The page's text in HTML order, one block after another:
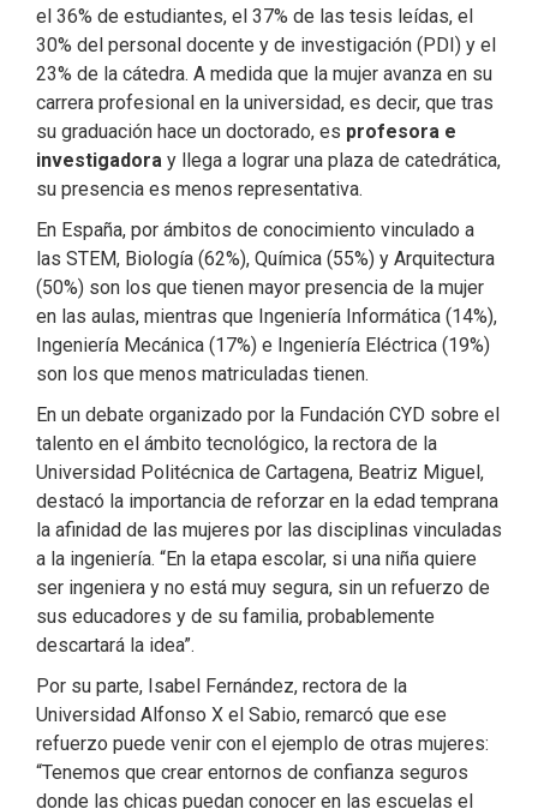
el 36% de estudiantes, el 37% de las tesis leídas, el
30% del personal docente y de investigación (PDI) y el
23% de la cátedra. A medida que la mujer avanza en su
carrera profesional en la universidad, es decir, que tras
su graduación hace un doctorado, es profesora e
investigadora y llega a lograr una plaza de catedrática,
su presencia es menos representativa.
En España, por ámbitos de conocimiento vinculado a
las STEM, Biología (62%), Química (55%) y Arquitectura
(50%) son los que tienen mayor presencia de la mujer
en las aulas, mientras que Ingeniería Informática (14%),
Ingeniería Mecánica (17%) e Ingeniería Eléctrica (19%)
son los que menos matriculadas tienen.
En un debate organizado por la Fundación CYD sobre el
talento en el ámbito tecnológico, la rectora de la
Universidad Politécnica de Cartagena, Beatriz Miguel,
destacó la importancia de reforzar en la edad temprana
la afinidad de las mujeres por las disciplinas vinculadas
a la ingeniería. “En la etapa escolar, si una niña quiere
ser ingeniera y no está muy segura, sin un refuerzo de
sus educadores y de su familia, probablemente
descartará la idea”.
Por su parte, Isabel Fernández, rectora de la
Universidad Alfonso X el Sabio, remarcó que ese
refuerzo puede venir con el ejemplo de otras mujeres:
“Tenemos que crear entornos de confianza seguros
donde las chicas puedan conocer en las escuelas el